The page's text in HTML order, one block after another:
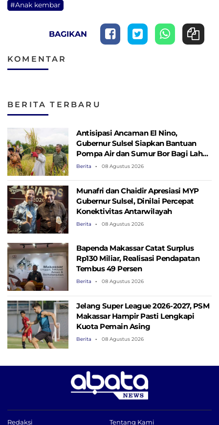
#Anak kembar
BAGIKAN
KOMENTAR
BERITA TERBARU
Antisipasi Ancaman El Nino,
Gubernur Sulsel Siapkan Bantuan
Pompa Air dan Sumur Bor Bagi Lahan
Pertanian
Berita 08 Agustus 2026
Munafri dan Chaidir Apresiasi MYP
Gubernur Sulsel, Dinilai Percepat
Konektivitas Antarwilayah
Berita 08 Agustus 2026
Bapenda Makassar Catat Surplus
Rp130 ​​Miliar, Realisasi Pendapatan
Tembus 49 Persen
Berita 08 Agustus 2026
Jelang Super League 2026-2027, PSM
Makassar Hampir Pasti Lengkapi
Kuota Pemain Asing
Berita 08 Agustus 2026
Redaksi Tentang Kami